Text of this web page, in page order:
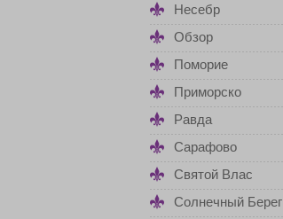
Несебр
Обзор
Поморие
Приморско
Равда
Сарафово
Святой Влас
Солнечный Берег